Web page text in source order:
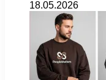
18.05.2026